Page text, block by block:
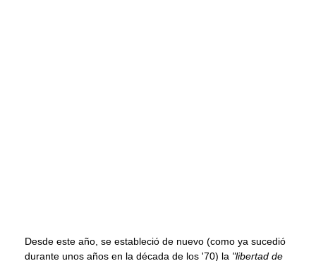
Desde este año, se estableció de nuevo (como ya sucedió
durante unos años en la década de los '70) la "libertad de